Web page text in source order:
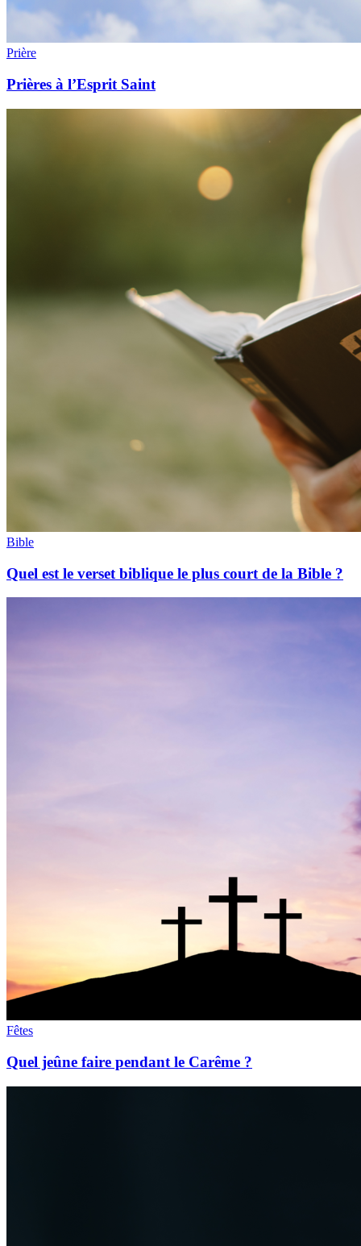
Prière
Prières à l’Esprit Saint
Bible
Quel est le verset biblique le plus court de la Bible ?
Fêtes
Quel jeûne faire pendant le Carême ?